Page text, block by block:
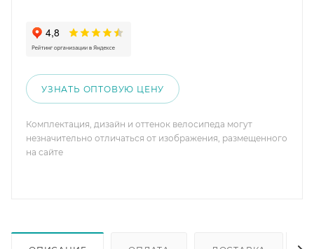
УЗНАТЬ ОПТОВУЮ ЦЕНУ
Комплектация, дизайн и оттенок велосипеда могут
незначительно отличаться от изображения, размещенного
на сайте